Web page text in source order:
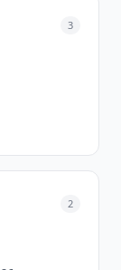
3
2